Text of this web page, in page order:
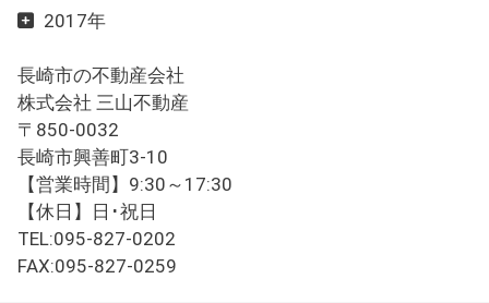
2017年
長崎市の不動産会社
株式会社 三山不動産
〒850-0032
長崎市興善町3-10
【営業時間】9:30～17:30
【休日】日･祝日
TEL:095-827-0202
FAX:095-827-0259